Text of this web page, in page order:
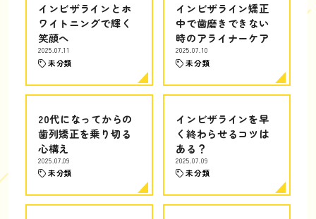
インビザラインとホ
ワイトニングで輝く
笑顔へ
2025.07.11
未分類
インビザライン矯正
中で歯磨きできない
時のアライナーケア
2025.07.10
未分類
20代になってからの
歯列矯正を乗り切る
心構え
2025.07.09
未分類
インビザラインを早
く終わらせるコツは
ある？
2025.07.09
未分類